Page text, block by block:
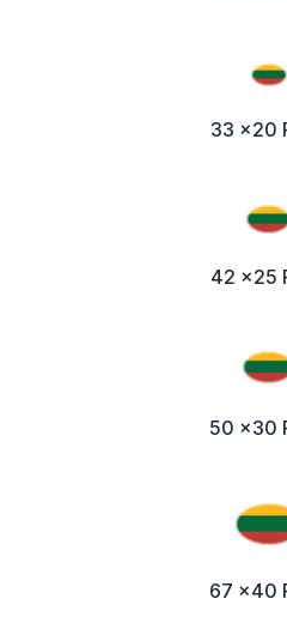
33 x20
42 x25
50 x30
67 x40